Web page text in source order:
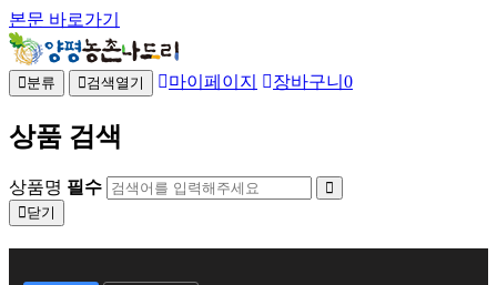
본문 바로가기
분류 검색열기 마이페이지 장바구니 0
상품 검색
상품명 필수
닫기